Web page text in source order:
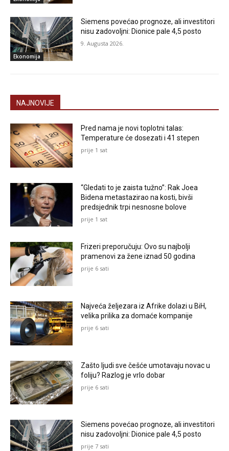
Ekonomija
Siemens povećao prognoze, ali investitori
nisu zadovoljni: Dionice pale 4,5 posto
9. Augusta 2026.
NAJNOVIJE
Pred nama je novi toplotni talas:
Temperature će dosezati i 41 stepen
prije 1 sat
“Gledati to je zaista tužno”: Rak Joea
Bidena metastazirao na kosti, bivši
predsjednik trpi nesnosne bolove
prije 1 sat
Frizeri preporučuju: Ovo su najbolji
pramenovi za žene iznad 50 godina
prije 6 sati
Najveća željezara iz Afrike dolazi u BiH,
velika prilika za domaće kompanije
prije 6 sati
Zašto ljudi sve češće umotavaju novac u
foliju? Razlog je vrlo dobar
prije 6 sati
Siemens povećao prognoze, ali investitori
nisu zadovoljni: Dionice pale 4,5 posto
prije 7 sati